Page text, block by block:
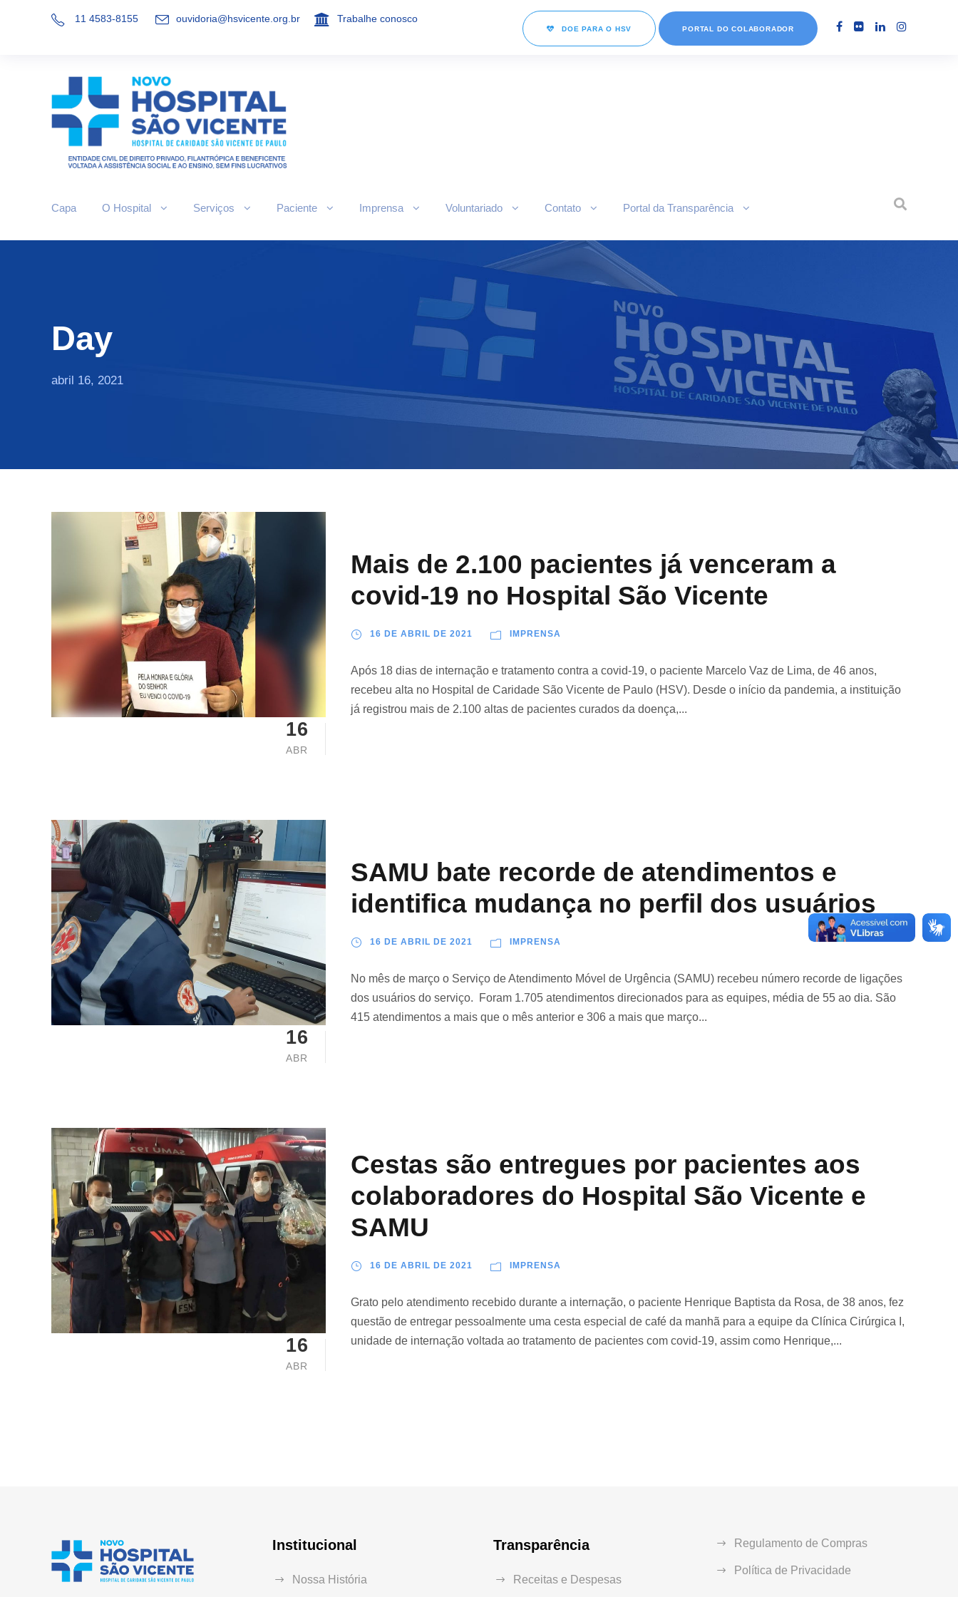
11 4583-8155 ouvidoria@hsvicente.org.br Trabalhe conosco
DOE PARA O HSV PORTAL DO COLABORADOR
Capa O Hospital Serviços Paciente Imprensa Voluntariado Contato Portal da Transparência
Day
abril 16, 2021
16
ABR
Mais de 2.100 pacientes já venceram a
covid-19 no Hospital São Vicente
16 DE ABRIL DE 2021 IMPRENSA
Após 18 dias de internação e tratamento contra a covid-19, o paciente Marcelo Vaz de Lima, de 46 anos,
recebeu alta no Hospital de Caridade São Vicente de Paulo (HSV). Desde o início da pandemia, a instituição
já registrou mais de 2.100 altas de pacientes curados da doença,...
16
ABR
SAMU bate recorde de atendimentos e
identifica mudança no perfil dos usuários
16 DE ABRIL DE 2021 IMPRENSA
No mês de março o Serviço de Atendimento Móvel de Urgência (SAMU) recebeu número recorde de ligações
dos usuários do serviço. Foram 1.705 atendimentos direcionados para as equipes, média de 55 ao dia. São
415 atendimentos a mais que o mês anterior e 306 a mais que março...
16
ABR
Cestas são entregues por pacientes aos
colaboradores do Hospital São Vicente e
SAMU
16 DE ABRIL DE 2021 IMPRENSA
Grato pelo atendimento recebido durante a internação, o paciente Henrique Baptista da Rosa, de 38 anos, fez
questão de entregar pessoalmente uma cesta especial de café da manhã para a equipe da Clínica Cirúrgica I,
unidade de internação voltada ao tratamento de pacientes com covid-19, assim como Henrique,...
Institucional
Nossa História
Transparência
Receitas e Despesas
Regulamento de Compras
Política de Privacidade